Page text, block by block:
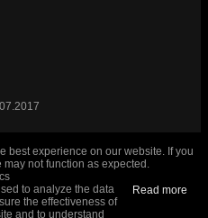
best experience on our website. If you
not function as expected.
Read more
to analyze the data
the effectiveness of
and to understand